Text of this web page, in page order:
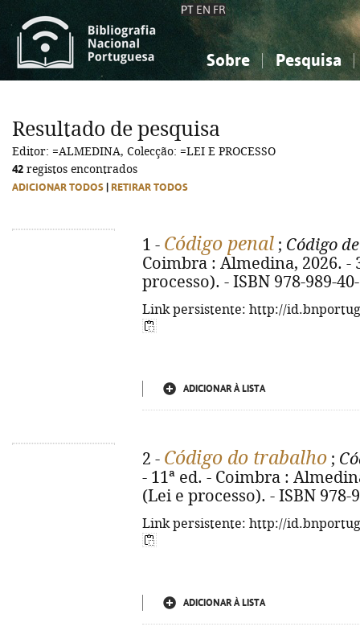
PT EN FR
Sobre Pesquisa
Ciências sociais...
Ciências sociais...
Resultado de pesquisa
Editor: =ALMEDINA, Colecção: =LEI E PROCESSO
42 registos encontrados
ADICIONAR TODOS RETIRAR TODOS
1 - Código penal ; Código
Coimbra : Almedina, 2026. -
processo). - ISBN 978-989-
Link persistente: http://
ADICIONAR À LISTA
2 - Código do trabalho ;
- 11ª ed. - Coimbra :
(Lei e processo). - ISBN 978-
Link persistente: http://
ADICIONAR À LISTA